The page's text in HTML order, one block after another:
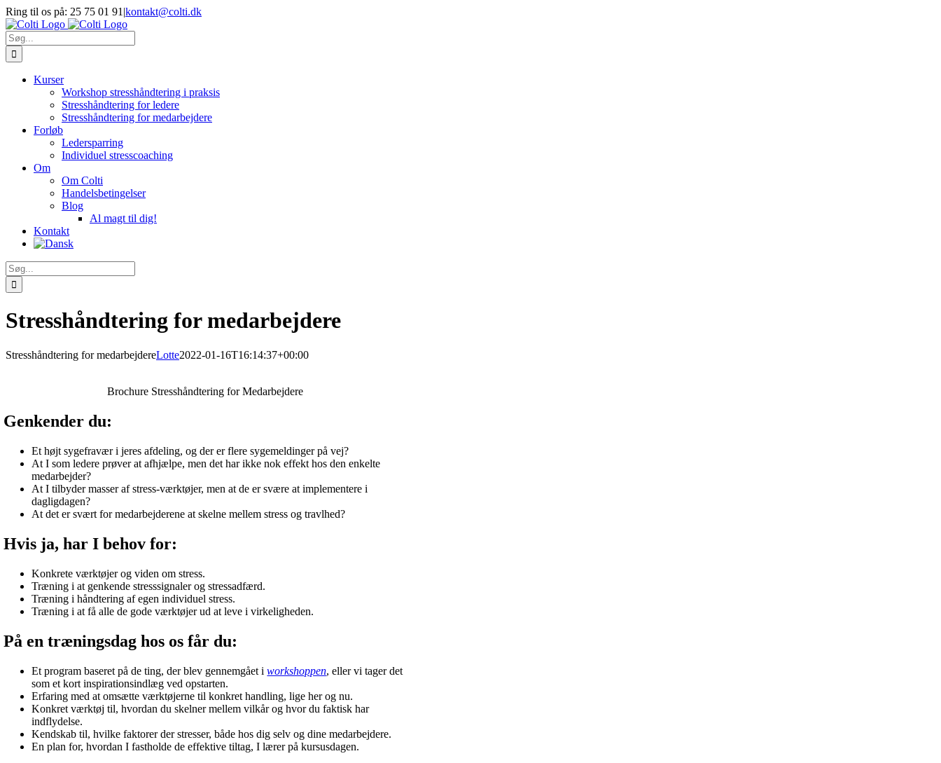
Skip
to
content
Ring til os på: 25 75 01 91 |kontakt@colti.dk
Søg
efter:
Kurser
Workshop stresshåndtering i praksis
Stresshåndtering for ledere
Stresshåndtering for medarbejdere
Forløb
Ledersparring
Individuel stresscoaching
Om
Om Colti
Handelsbetingelser
Blog
Al magt til dig!
Kontakt
Søg
efter:
Stresshåndtering for medarbejdere
Stresshåndtering for medarbejdereLotte2022-01-16T16:14:37+00:00
Brochure Stresshåndtering for Medarbejdere
Genkender du:
Et højt sygefravær i jeres afdeling, og der er flere sygemeldinger på vej?
At I som ledere prøver at afhjælpe, men det har ikke nok effekt hos den enkelte
medarbejder?
At I tilbyder masser af stress-værktøjer, men at de er svære at implementere i
dagligdagen?
At det er svært for medarbejderene at skelne mellem stress og travlhed?
Hvis ja, har I behov for:
Konkrete værktøjer og viden om stress.
Træning i at genkende stresssignaler og stressadfærd.
Træning i håndtering af egen individuel stress.
Træning i at få alle de gode værktøjer ud at leve i virkeligheden.
På en træningsdag hos os får du:
Et program baseret på de ting, der blev gennemgået iworkshoppen, eller vi tager det
som et kort inspirationsindlæg ved opstarten.
Erfaring med at omsætte værktøjerne til konkret handling, lige her og nu.
Konkret værktøj til, hvordan du skelner mellem vilkår og hvor du faktisk har
indflydelse.
Kendskab til, hvilke faktorer der stresser, både hos dig selv og dine medarbejdere.
En plan for, hvordan I fastholde de effektive tiltag, I lærer på kursusdagen.